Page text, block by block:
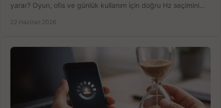
yarar? Oyun, ofis ve günlük kullanım için doğru Hz seçimini
22 Haziran 2026